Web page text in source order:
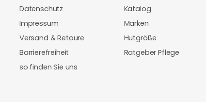
Datenschutz
Impressum
Versand & Retoure
Barrierefreiheit
so finden Sie uns
Katalog
Marken
Hutgröße
Ratgeber Pflege